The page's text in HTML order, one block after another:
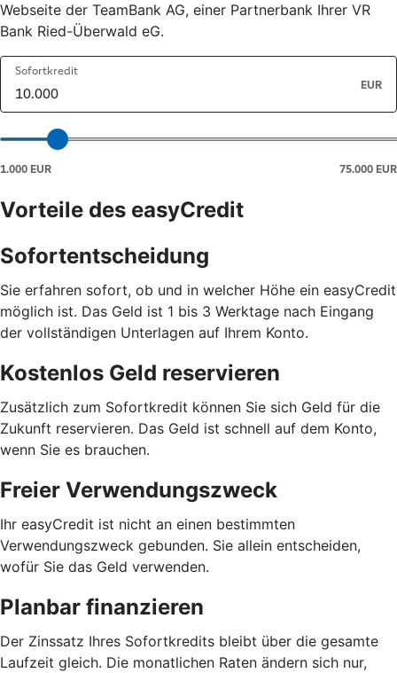
Webseite der TeamBank AG, einer Partnerbank Ihrer VR
Bank Ried-Überwald eG.
Vorteile des easyCredit
Sofortentscheidung
Sie erfahren sofort, ob und in welcher Höhe ein easyCredit
möglich ist. Das Geld ist 1 bis 3 Werktage nach Eingang
der vollständigen Unterlagen auf Ihrem Konto.
Kostenlos Geld reservieren
Zusätzlich zum Sofortkredit können Sie sich Geld für die
Zukunft reservieren. Das Geld ist schnell auf dem Konto,
wenn Sie es brauchen.
Freier Verwendungszweck
Ihr easyCredit ist nicht an einen bestimmten
Verwendungszweck gebunden. Sie allein entscheiden,
wofür Sie das Geld verwenden.
Planbar finanzieren
Der Zinssatz Ihres Sofortkredits bleibt über die gesamte
Laufzeit gleich. Die monatlichen Raten ändern sich nur,